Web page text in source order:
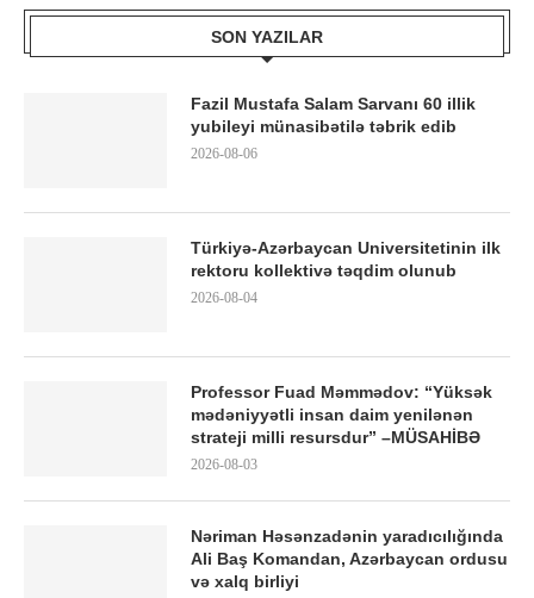
SON YAZILAR
Fazil Mustafa Salam Sarvanı 60 illik
yubileyi münasibətilə təbrik edib
2026-08-06
Türkiyə-Azərbaycan Universitetinin ilk
rektoru kollektivə təqdim olunub
2026-08-04
Professor Fuad Məmmədov: “Yüksək
mədəniyyətli insan daim yenilənən
strateji milli resursdur” –MÜSAHİBƏ
2026-08-03
Nəriman Həsənzadənin yaradıcılığında
Ali Baş Komandan, Azərbaycan ordusu
və xalq birliyi